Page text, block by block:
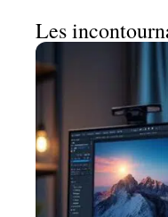
Les